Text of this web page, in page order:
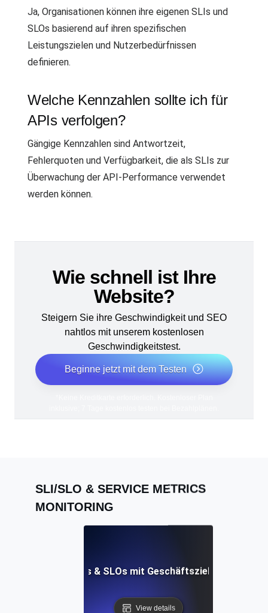
Ja, Organisationen können ihre eigenen SLIs und
SLOs basierend auf ihren spezifischen
Leistungszielen und Nutzerbedürfnissen
definieren.
Welche Kennzahlen sollte ich für
APIs verfolgen?
Gängige Kennzahlen sind Antwortzeit,
Fehlerquoten und Verfügbarkeit, die als SLIs zur
Überwachung der API-Performance verwendet
werden können.
Wie schnell ist Ihre
Website?
Steigern Sie ihre Geschwindigkeit und SEO
nahtlos mit unserem kostenlosen
Geschwindigkeitstest.
Beginne jetzt mit dem Testen
SLI/SLO & SERVICE METRICS
MONITORING
von API-SLIs & SLOs mit Geschäftszielen für
View details